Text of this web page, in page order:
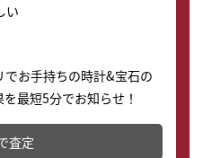
い
でお手持ちの時計&宝石の
最短5分でお知らせ！
知ることが出来ます。
査定